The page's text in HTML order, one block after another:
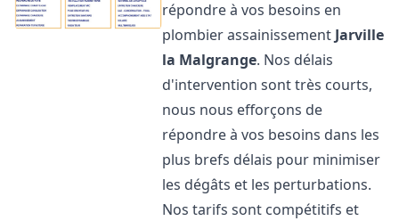
répondre à vos besoins en
plombier assainissement Jarville
la Malgrange. Nos délais
d'intervention sont très courts,
nous nous efforçons de
répondre à vos besoins dans les
plus brefs délais pour minimiser
les dégâts et les perturbations.
Nos tarifs sont compétitifs et